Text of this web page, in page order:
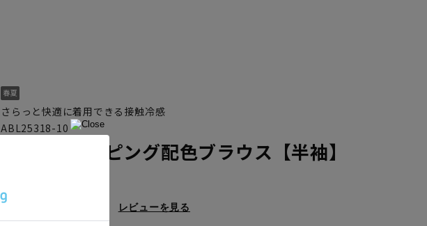
さらっと快適に着用できる接触冷感
ABL25318-10
Vネックパイピング配色ブラウス【半袖】
レビューを見る